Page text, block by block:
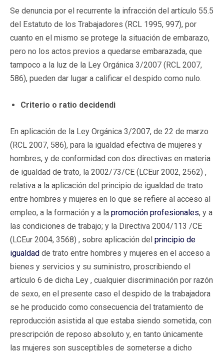
Se denuncia por el recurrente la infracción del artículo 55.5
del Estatuto de los Trabajadores (RCL 1995, 997), por
cuanto en el mismo se protege la situación de embarazo,
pero no los actos previos a quedarse embarazada, que
tampoco a la luz de la Ley Orgánica 3/2007 (RCL 2007,
586), pueden dar lugar a calificar el despido como nulo.
Criterio o ratio decidendi
En aplicación de la Ley Orgánica 3/2007, de 22 de marzo
(RCL 2007, 586), para la igualdad efectiva de mujeres y
hombres, y de conformidad con dos directivas en materia
de igualdad de trato, la 2002/73/CE (LCEur 2002, 2562) ,
relativa a la aplicación del principio de igualdad de trato
entre hombres y mujeres en lo que se refiere al acceso al
empleo, a la formación y a la promoción profesionales, y a
las condiciones de trabajo; y la Directiva 2004/113 /CE
(LCEur 2004, 3568) , sobre aplicación del principio de
igualdad de trato entre hombres y mujeres en el acceso a
bienes y servicios y su suministro, proscribiendo el
artículo 6 de dicha Ley , cualquier discriminación por razón
de sexo, en el presente caso el despido de la trabajadora
se he producido como consecuencia del tratamiento de
reproducción asistida al que estaba siendo sometida, con
prescripción de reposo absoluto y, en tanto únicamente
las mujeres son susceptibles de someterse a dicho